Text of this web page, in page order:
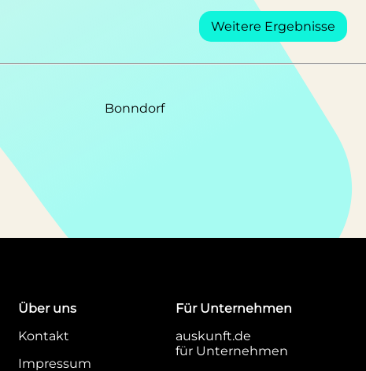
Weitere Ergebnisse
Bonndorf
Über uns
Kontakt
Impressum
Für Unternehmen
auskunft.de
für Unternehmen